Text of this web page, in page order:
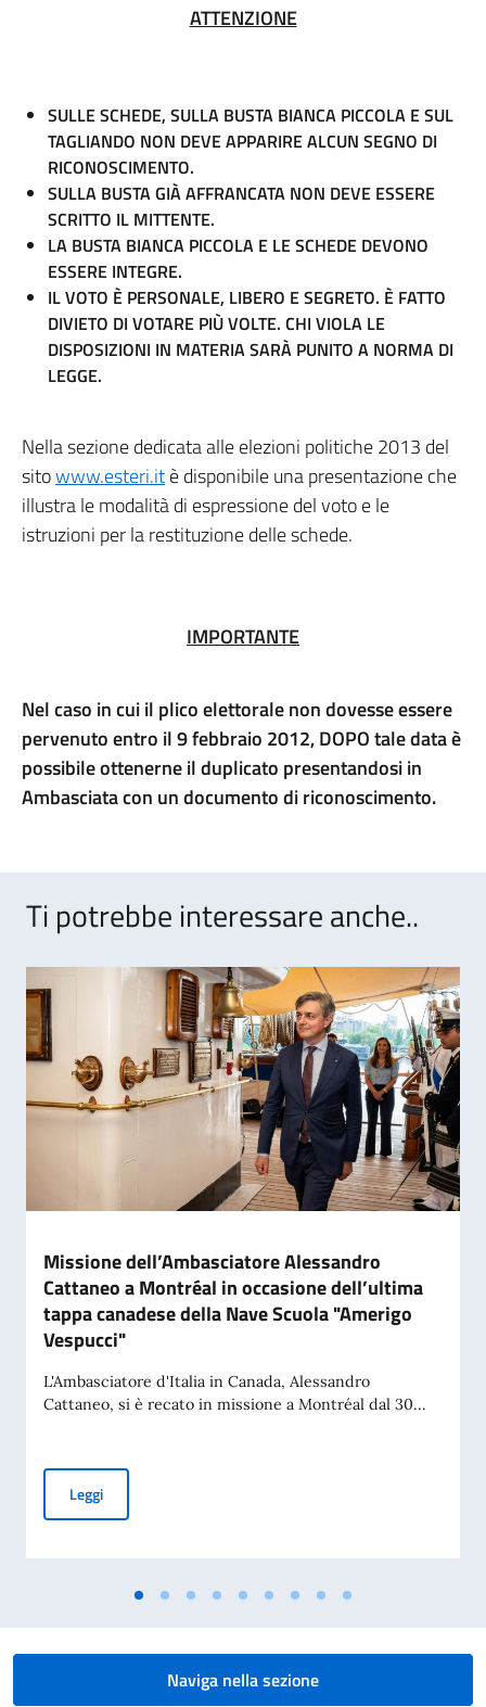
ATTENZIONE
SULLE SCHEDE, SULLA BUSTA BIANCA PICCOLA E SUL
TAGLIANDO NON DEVE APPARIRE ALCUN SEGNO DI
RICONOSCIMENTO.
SULLA BUSTA GIÀ AFFRANCATA NON DEVE ESSERE
SCRITTO IL MITTENTE.
LA BUSTA BIANCA PICCOLA E LE SCHEDE DEVONO
ESSERE INTEGRE.
IL VOTO È PERSONALE, LIBERO E SEGRETO. È FATTO
DIVIETO DI VOTARE PIÙ VOLTE. CHI VIOLA LE
DISPOSIZIONI IN MATERIA SARÀ PUNITO A NORMA DI
LEGGE.
Nella sezione dedicata alle elezioni politiche 2013 del
sitowww.esteri.itè disponibile una presentazione che
illustra le modalità di espressione del voto e le
istruzioni per la restituzione delle schede.
IMPORTANTE
Nel caso in cui il plico elettorale non dovesse essere
pervenuto entro il 9 febbraio 2012, DOPO tale data è
possibile ottenerne il duplicato presentandosi in
Ambasciata con un documento di riconoscimento.
Ti potrebbe interessare anche..
Missione dell’Ambasciatore Alessandro
Cattaneo a Montréal in occasione dell’ultima
tappa canadese della Nave Scuola "Amerigo
Vespucci"
L'Ambasciatore d'Italia in Canada, Alessandro
Cattaneo, si è recato in missione a Montréal dal 30...
LeggiMissione dell’Ambasciatore Alessandro Cattaneo a
Naviga nella sezione